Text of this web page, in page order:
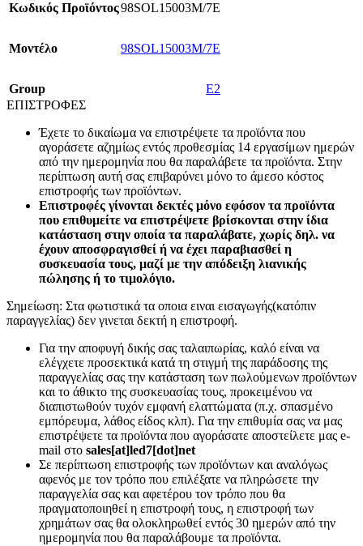
Κωδικός Προϊόντος98SOL15003M/7E
Mοντέλο 98SOL15003M/7E
Group
E2
ΕΠΙΣΤΡΟΦΕΣ
Έχετε το δικαίωμα να επιστρέψετε τα προϊόντα που
αγοράσετε αζημίως εντός προθεσμίας 14 εργασίμων ημερών
από την ημερομηνία που θα παραλάβετε τα προϊόντα. Στην
περίπτωση αυτή σας επιβαρύνει μόνο το άμεσο κόστος
επιστροφής των προϊόντων.
Επιστροφές γίνονται δεκτές μόνο εφόσον τα προϊόντα
που επιθυμείτε να επιστρέψετε βρίσκονται στην ίδια
κατάσταση στην οποία τα παραλάβατε, χωρίς δηλ. να
έχουν αποσφραγισθεί ή να έχει παραβιασθεί η
συσκευασία τους, μαζί με την απόδειξη λιανικής
πώλησης ή το τιμολόγιο.
Σημείωση: Στα φωτιστικά τα οποια ειναι εισαγωγής(κατόπιν
παραγγελίας) δεν γινεται δεκτή η επιστροφή.
Για την αποφυγή δικής σας ταλαιπωρίας, καλό είναι να
ελέγχετε προσεκτικά κατά τη στιγμή της παράδοσης της
παραγγελίας σας την κατάσταση των πωλούμενων προϊόντων
και το άθικτο της συσκευασίας τους, προκειμένου να
διαπιστωθούν τυχόν εμφανή ελαττώματα (π.χ. σπασμένο
εμπόρευμα, λάθος είδος κλπ). Για την επιθυμία σας να μας
επιστρέψετε τα προϊόντα που αγοράσατε αποστείλετε μας e-
mail στο sales[at]led7[dot]net
Σε περίπτωση επιστροφής των προϊόντων και αναλόγως
αφενός με τον τρόπο που επιλέξατε να πληρώσετε την
παραγγελία σας και αφετέρου τον τρόπο που θα
πραγματοποιηθεί η επιστροφή τους, η επιστροφή των
χρημάτων σας θα ολοκληρωθεί εντός 30 ημερών από την
ημερομηνία που θα παραλάβουμε τα προϊόντα.